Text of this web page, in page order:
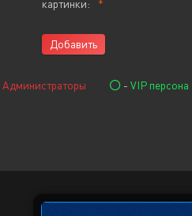
картинки:
Добавить
Администраторы - VIP персона